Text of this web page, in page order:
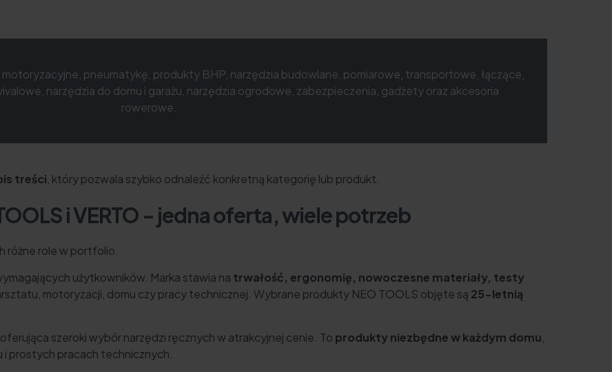
pneumatykę, produkty BHP, narzędzia budowlane, pomiarowe, transportowe, łączące,
narzędzia do domu i garażu, narzędzia ogrodowe, zabezpieczenia, gadżety oraz akcesoria
rowerowe.
treści , który pozwala szybko odnaleźć konkretną kategorię lub produkt.
i VERTO - jedna oferta, wiele potrzeb
różne role w portfolio.
użytkowników. Marka stawia na trwałość, ergonomię, nowoczesne materiały, testy
motoryzacji, domu czy pracy technicznej. Wybrane produkty NEO TOOLS objęte są 25-letnią
szeroki wybór narzędzi ręcznych w atrakcyjnej cenie. To produkty niezbędne w każdym domu
prostych pracach technicznych.